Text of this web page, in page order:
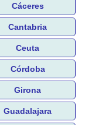
Cáceres
Cantabria
Ceuta
Córdoba
Girona
Guadalajara